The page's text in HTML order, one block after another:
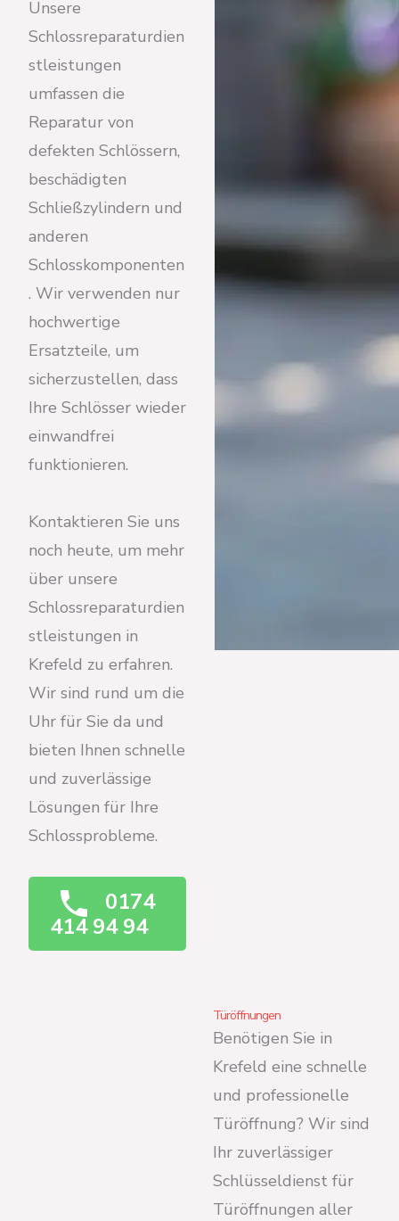
Unsere
Schlossreparaturdien
stleistungen
umfassen die
Reparatur von
defekten Schlössern,
beschädigten
Schließzylindern und
anderen
Schlosskomponenten
. Wir verwenden nur
hochwertige
Ersatzteile, um
sicherzustellen, dass
Ihre Schlösser wieder
einwandfrei
funktionieren.
Kontaktieren Sie uns
noch heute, um mehr
über unsere
Schlossreparaturdien
stleistungen in
Krefeld zu erfahren.
Wir sind rund um die
Uhr für Sie da und
bieten Ihnen schnelle
und zuverlässige
Lösungen für Ihre
Schlossprobleme.
0174
414 94 94
Türöffnungen
Benötigen Sie in
Krefeld eine schnelle
und professionelle
Türöffnung? Wir sind
Ihr zuverlässiger
Schlüsseldienst für
Türöffnungen aller